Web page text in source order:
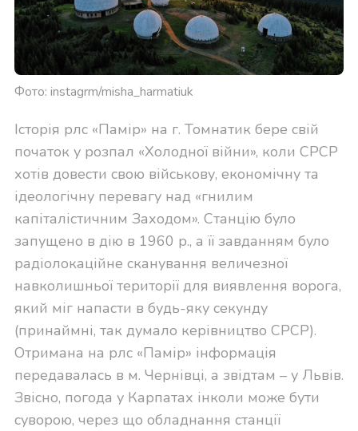
Фото: instagrm/misha_harmatiuk
Історія рлс «Памір» на г. Томнатик бере свій
початок у розпал «Холодної війни», коли СРСР
хотів довести свою військову, економічну та
ідеологічну перевагу над «гнилим
капіталістичним Заходом». Станцію було
запущено в дію в 1960 р., а її завданням було
радіолокаційне сканування величезної
навколишньої території для виявлення ворога,
який міг напасти в будь-яку секунду
(принаймні, так думало керівництво СРСР).
Отримана на рлс «Памір» інформація
передавалась в м. Чернівці, а звідтам – у Львів.
Звісно, погода у Карпатах інколи може бути
суворою, через що обладнання станції